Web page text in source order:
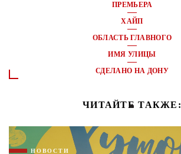
ПРЕМЬЕРА
ХАЙП
ОБЛАСТЬ ГЛАВНОГО
ИМЯ УЛИЦЫ
СДЕЛАНО НА ДОНУ
ЧИТАЙТЕ ТАКЖЕ:
НОВОСТИ